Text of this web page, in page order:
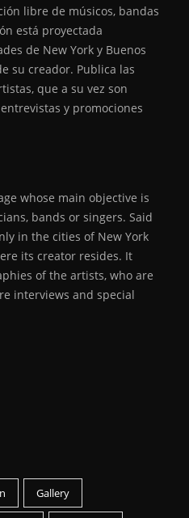
libre de músicos, bandas
está proyectada
de New York y Buenos
su creador. Publica las
que a su vez son
y promociones
whose main objective is
bands or singers. Said
in the cities of New York
its creator resides. It
of the artists, who are
interviews and special
Gallery